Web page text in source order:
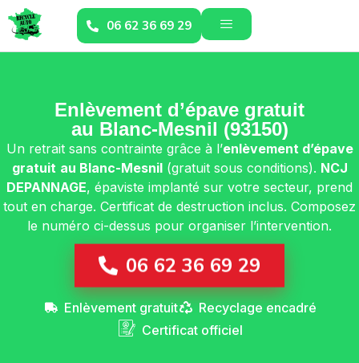
06 62 36 69 29
Enlèvement d’épave gratuit
au Blanc-Mesnil (93150)
Un retrait sans contrainte grâce à l’enlèvement d’épave
gratuit au Blanc-Mesnil(gratuit sous conditions). NCJ
DEPANNAGE, épaviste implanté sur votre secteur, prend
tout en charge. Certificat de destruction inclus. Composez
le numéro ci-dessus pour organiser l’intervention.
06 62 36 69 29
Enlèvement gratuit
Recyclage encadré
Certificat officiel